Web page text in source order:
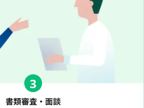
3
書類審査・面談